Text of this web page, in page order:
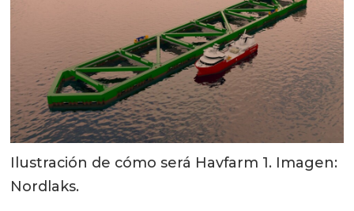
Ilustración de cómo será Havfarm 1. Imagen:
Nordlaks.